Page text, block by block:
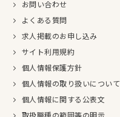
お問い合わせ
よくある質問
求人掲載のお申し込み
サイト利用規約
個人情報保護方針
個人情報の取り扱いについて
個人情報に関する公表文